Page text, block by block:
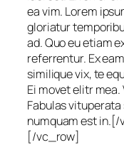
ea vim. Lorem
gloriatur
ad. Quo eu etiam
referrentur. Ex
similique vix, te
Ei movet elitr
Fabulas
numquam est
[/vc_row]